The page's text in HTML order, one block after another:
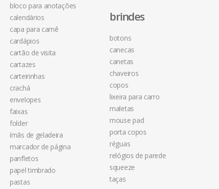
bloco para anotações
calendários
capa para carnê
cardápios
cartão de visita
cartazes
carteirinhas
crachá
envelopes
faixas
folder
ímãs de geladeira
marcador de página
panfletos
papel timbrado
pastas
brindes
botons
canecas
canetas
chaveiros
copos
lixeira para carro
maletas
mouse pad
porta copos
réguas
relógios de parede
squeeze
taças